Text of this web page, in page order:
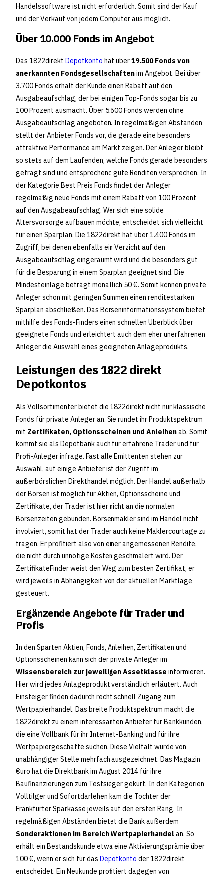
Handelssoftware ist nicht erforderlich. Somit sind der Kauf
und der Verkauf von jedem Computer aus möglich.
Über 10.000 Fonds im Angebot
Das 1822direkt Depotkonto hat über19.500 Fonds von
anerkannten Fondsgesellschaftenim Angebot. Bei über
3.700 Fonds erhält der Kunde einen Rabatt auf den
Ausgabeaufschlag, der bei einigen Top-Fonds sogar bis zu
100 Prozent ausmacht. Über 5.600 Fonds werden ohne
Ausgabeaufschlag angeboten. In regelmäßigen Abständen
stellt der Anbieter Fonds vor, die gerade eine besonders
attraktive Performance am Markt zeigen. Der Anleger bleibt
so stets auf dem Laufenden, welche Fonds gerade besonders
gefragt sind und entsprechend gute Renditen versprechen. In
der Kategorie Best Preis Fonds findet der Anleger
regelmäßig neue Fonds mit einem Rabatt von 100 Prozent
auf den Ausgabeaufschlag. Wer sich eine solide
Altersvorsorge aufbauen möchte, entscheidet sich vielleicht
für einen Sparplan. Die 1822direkt hat über 1.400 Fonds im
Zugriff, bei denen ebenfalls ein Verzicht auf den
Ausgabeaufschlag eingeräumt wird und die besonders gut
für die Besparung in einem Sparplan geeignet sind. Die
Mindesteinlage beträgt monatlich 50 €. Somit können private
Anleger schon mit geringen Summen einen renditestarken
Sparplan abschließen. Das Börseninformationssystem bietet
mithilfe des Fonds-Finders einen schnellen Überblick über
geeignete Fonds und erleichtert auch dem eher unerfahrenen
Anleger die Auswahl eines geeigneten Anlageprodukts.
Leistungen des 1822 direkt
Depotkontos
Als Vollsortimenter bietet die 1822direkt nicht nur klassische
Fonds für private Anleger an. Sie rundet ihr Produktspektrum
mit Zertifikaten, Optionsscheinen und Anleihenab. Somit
kommt sie als Depotbank auch für erfahrene Trader und für
Profi-Anleger infrage. Fast alle Emittenten stehen zur
Auswahl, auf einige Anbieter ist der Zugriff im
außerbörslichen Direkthandel möglich. Der Handel außerhalb
der Börsen ist möglich für Aktien, Optionsscheine und
Zertifikate, der Trader ist hier nicht an die normalen
Börsenzeiten gebunden. Börsenmakler sind im Handel nicht
involviert, somit hat der Trader auch keine Maklercourtage zu
tragen. Er profitiert also von einer angemessenen Rendite,
die nicht durch unnötige Kosten geschmälert wird. Der
ZertifikateFinder weist den Weg zum besten Zertifikat, er
wird jeweils in Abhängigkeit von der aktuellen Marktlage
gesteuert.
Ergänzende Angebote für Trader und
Profis
In den Sparten Aktien, Fonds, Anleihen, Zertifikaten und
Optionsscheinen kann sich der private Anleger im
Wissensbereich zur jeweiligen Assetklasse informieren.
Hier wird jedes Anlageprodukt verständlich erläutert. Auch
Einsteiger finden dadurch recht schnell Zugang zum
Wertpapierhandel. Das breite Produktspektrum macht die
1822direkt zu einem interessanten Anbieter für Bankkunden,
die eine Vollbank für ihr Internet-Banking und für ihre
Wertpapiergeschäfte suchen. Diese Vielfalt wurde von
unabhängiger Stelle mehrfach ausgezeichnet. Das Magazin
€uro hat die Direktbank im August 2014 für ihre
Baufinanzierungen zum Testsieger gekürt. In den Kategorien
Volltilger und Sofortdarlehen kam die Tochter der
Frankfurter Sparkasse jeweils auf den ersten Rang. In
regelmäßigen Abständen bietet die Bank außerdem
Sonderaktionen im Bereich Wertpapierhandelan. So
erhält ein Bestandskunde etwa eine Aktivierungsprämie über
100 €, wenn er sich für das Depotkonto der 1822direkt
entscheidet. Ein Neukunde profitiert dagegen von